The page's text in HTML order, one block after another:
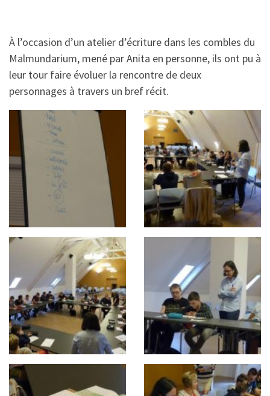
À l’occasion d’un atelier d’écriture dans les combles du
Malmundarium, mené par Anita en personne, ils ont pu à
leur tour faire évoluer la rencontre de deux
personnages à travers un bref récit.